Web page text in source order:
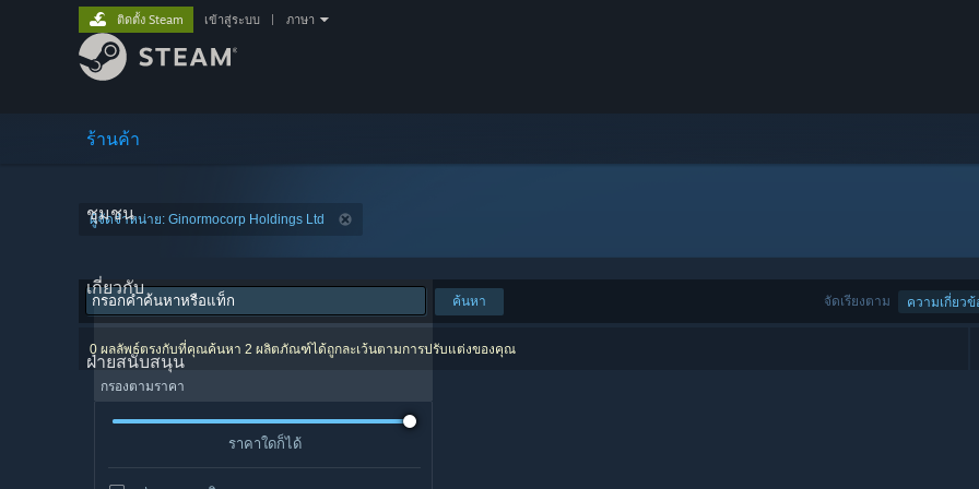
ร้านค้า
ชุมชน
เกี่ยวกับ
ฝ่ายสนับสนุน
ติดตั้ง Steam เข้าสู่ระบบ ภาษา
ผู้จัดจำหน่าย: Ginormocorp Holdings Ltd
จัดเรียงตาม ความเกี่ยวข้
ค้นหา
0 ผลลัพธ์ตรงกับที่คุณค้นหา 2 ผลิตภัณฑ์ได้ถูกละเว้นตามการปรับแต่งของคุณ
กรองตามราคา
ราคาใดก็ได้